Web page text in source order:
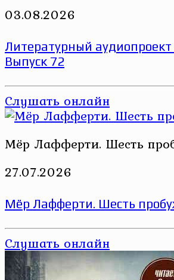
03.08.2026
Литературный аудиопроект
Выпуск 72
Слушать онлайн
Мёр Лафферти. Шесть
27.07.2026
Мёр Лафферти. Шесть
Слушать онлайн